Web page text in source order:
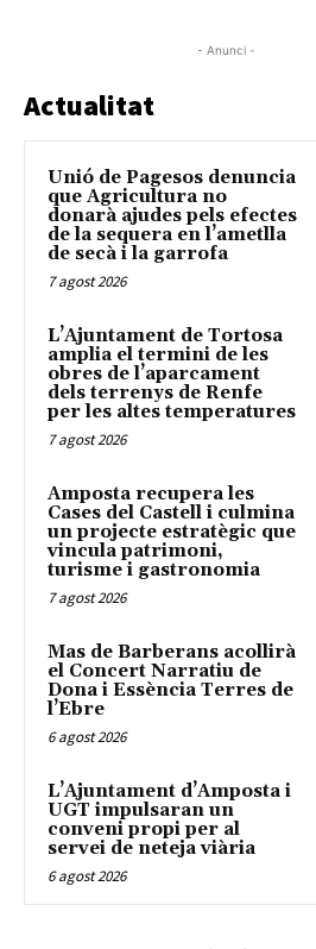
- Anunci -
Actualitat
Unió de Pagesos denuncia
que Agricultura no
donarà ajudes pels efectes
de la sequera en l’ametlla
de secà i la garrofa
7 agost 2026
L’Ajuntament de Tortosa
amplia el termini de les
obres de l’aparcament
dels terrenys de Renfe
per les altes temperatures
7 agost 2026
Amposta recupera les
Cases del Castell i culmina
un projecte estratègic que
vincula patrimoni,
turisme i gastronomia
7 agost 2026
Mas de Barberans acollirà
el Concert Narratiu de
Dona i Essència Terres de
l’Ebre
6 agost 2026
L’Ajuntament d’Amposta i
UGT impulsaran un
conveni propi per al
servei de neteja viària
6 agost 2026